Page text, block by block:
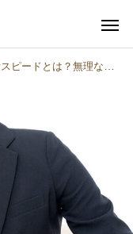
子供も一緒
は？無理なく続けるための本当の話